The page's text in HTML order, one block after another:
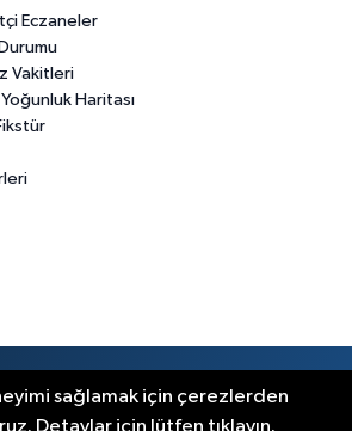
Eczaneler
Vakitleri
Haritası
Copyright © 2023. Her hakkı saklıdır.
sağlamak için çerezlerden
Detaylar için lütfen tıklayın.